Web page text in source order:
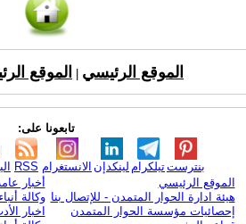
الموقع الرئيسي الموقع
تابعونا على:
RSS الانستغرام لينكدإن تيلكرامبنترست
الموقع الرئيسي
هيئة ادارة الحوار المتمدن - للإتصال بنا
إحصائيات مؤسسة الحوار المتمدن
أخبار
وكالة
اخبار